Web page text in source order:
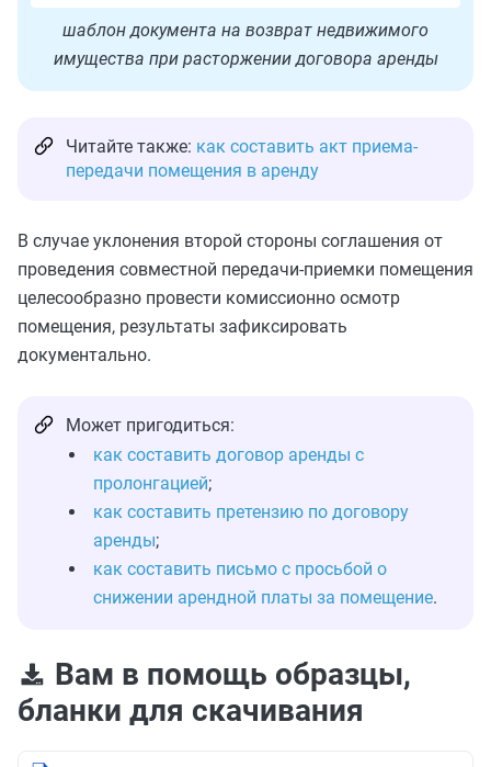
шаблон документа на возврат недвижимого
имущества при расторжении договора аренды
Читайте также: как составить акт приема-
передачи помещения в аренду
В случае уклонения второй стороны соглашения от
проведения совместной передачи-приемки помещения
целесообразно провести комиссионно осмотр
помещения, результаты зафиксировать
документально.
Может пригодиться:
как составить договор аренды с
пролонгацией;
как составить претензию по договору
аренды;
как составить письмо с просьбой о
снижении арендной платы за помещение.
Вам в помощь образцы,
бланки для скачивания